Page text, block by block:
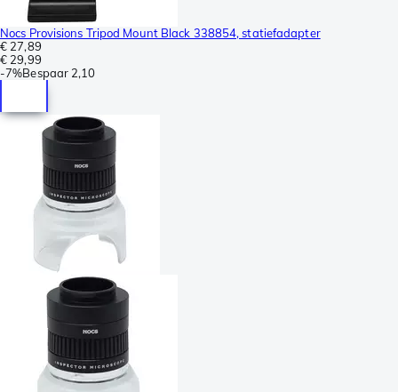
Nocs Provisions Tripod Mount Black 338854, statiefadapter
€ 27,89
€ 29,99
-7%Bespaar 2,10